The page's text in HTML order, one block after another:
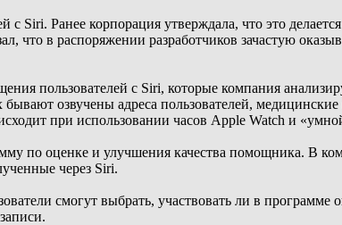
с Siri. Ранее корпорация утверждала, что это
что в распоряжении разработчиков зачастую
пользователей с Siri, которые компания
озвучены адреса пользователей, медицинские
при использовании часов Apple Watch и
по оценке и улучшения качества помощника. В
через Siri.
смогут выбрать, участвовать ли в